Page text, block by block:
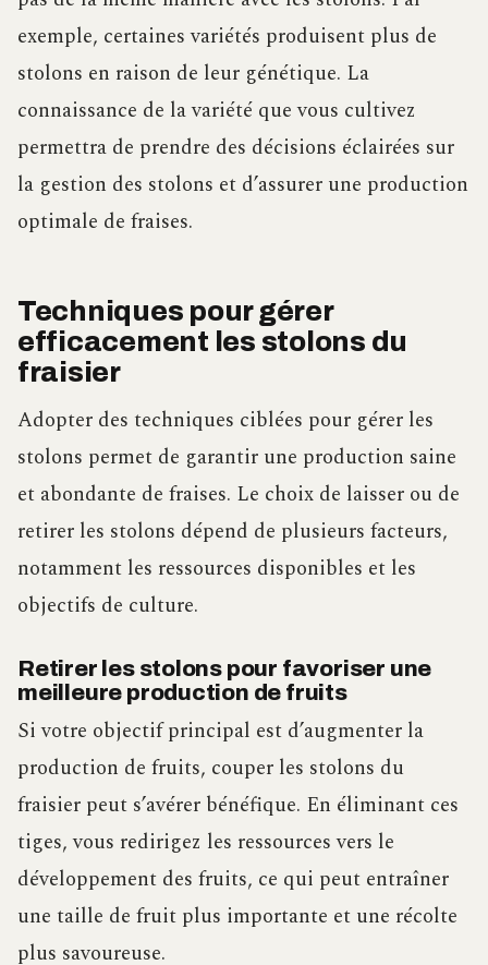
exemple, certaines variétés produisent plus de
stolons en raison de leur génétique. La
connaissance de la variété que vous cultivez
permettra de prendre des décisions éclairées sur
la gestion des stolons et d’assurer une production
optimale de fraises.
Techniques pour gérer
efficacement les stolons du
fraisier
Adopter des techniques ciblées pour gérer les
stolons permet de garantir une production saine
et abondante de fraises. Le choix de laisser ou de
retirer les stolons dépend de plusieurs facteurs,
notamment les ressources disponibles et les
objectifs de culture.
Retirer les stolons pour favoriser une
meilleure production de fruits
Si votre objectif principal est d’augmenter la
production de fruits, couper les stolons du
fraisier peut s’avérer bénéfique. En éliminant ces
tiges, vous redirigez les ressources vers le
développement des fruits, ce qui peut entraîner
une taille de fruit plus importante et une récolte
plus savoureuse.